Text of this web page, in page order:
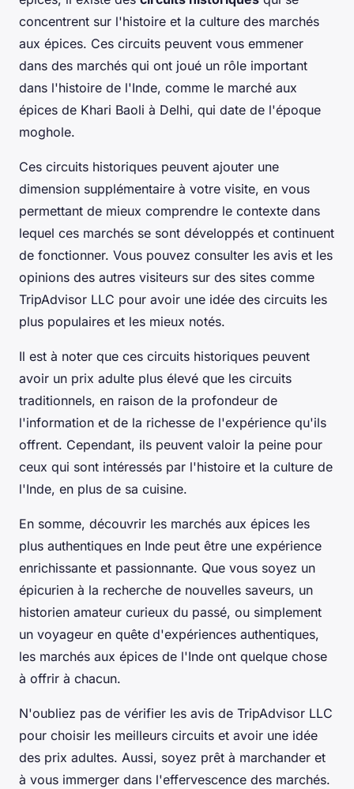
concentrent sur l'histoire et la culture des marchés
aux épices. Ces circuits peuvent vous emmener
dans des marchés qui ont joué un rôle important
dans l'histoire de l'Inde, comme le marché aux
épices de Khari Baoli à Delhi, qui date de l'époque
moghole.
Ces circuits historiques peuvent ajouter une
dimension supplémentaire à votre visite, en vous
permettant de mieux comprendre le contexte dans
lequel ces marchés se sont développés et continuent
de fonctionner. Vous pouvez consulter les avis et les
opinions des autres visiteurs sur des sites comme
TripAdvisor LLC pour avoir une idée des circuits les
plus populaires et les mieux notés.
Il est à noter que ces circuits historiques peuvent
avoir un prix adulte plus élevé que les circuits
traditionnels, en raison de la profondeur de
l'information et de la richesse de l'expérience qu'ils
offrent. Cependant, ils peuvent valoir la peine pour
ceux qui sont intéressés par l'histoire et la culture de
l'Inde, en plus de sa cuisine.
En somme, découvrir les marchés aux épices les
plus authentiques en Inde peut être une expérience
enrichissante et passionnante. Que vous soyez un
épicurien à la recherche de nouvelles saveurs, un
historien amateur curieux du passé, ou simplement
un voyageur en quête d'expériences authentiques,
les marchés aux épices de l'Inde ont quelque chose
à offrir à chacun.
N'oubliez pas de vérifier les avis de TripAdvisor LLC
pour choisir les meilleurs circuits et avoir une idée
des prix adultes. Aussi, soyez prêt à marchander et
à vous immerger dans l'effervescence des marchés.